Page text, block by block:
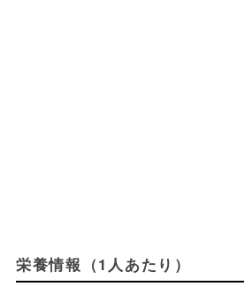
栄養情報（1人あたり）